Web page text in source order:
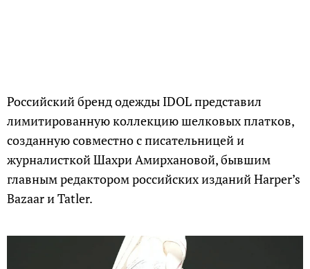
Российский бренд одежды IDOL представил
лимитированную коллекцию шелковых платков,
созданную совместно с писательницей и
журналисткой Шахри Амирхановой, бывшим
главным редактором российских изданий Harper’s
Bazaar и Tatler.